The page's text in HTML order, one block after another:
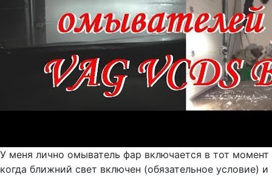
У меня лично омыватель фар включается в тот момент
когда ближний свет включен (обязательное условие) и